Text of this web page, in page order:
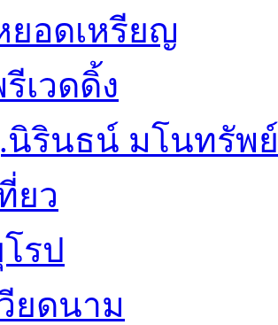
ยอดเหรียญ
เวดดิ้ง
รินธน์ มโนทรัพ
ยว
รป
ยดนาม